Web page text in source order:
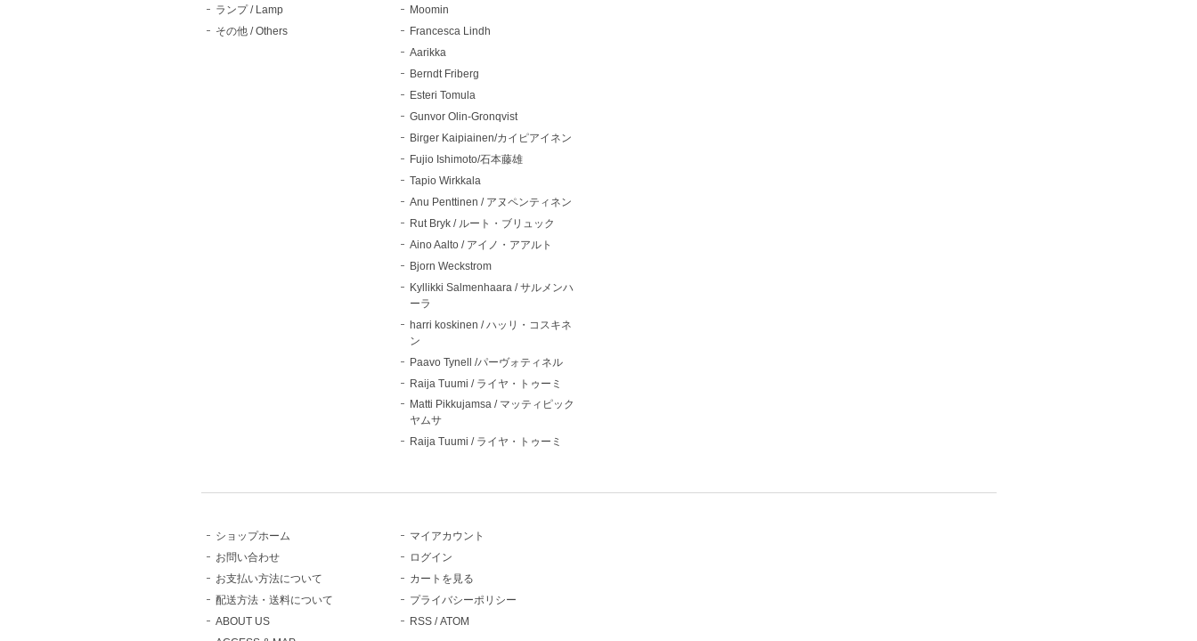
ランプ / Lamp
その他 / Others
Moomin
Francesca Lindh
Aarikka
Berndt Friberg
Esteri Tomula
Gunvor Olin-Gronqvist
Birger Kaipiainen/カイピアイネン
Fujio Ishimoto/石本藤雄
Tapio Wirkkala
Anu Penttinen / アヌペンティネン
Rut Bryk / ルート・ブリュック
Aino Aalto / アイノ・アアルト
Bjorn Weckstrom
Kyllikki Salmenhaara / サルメンハ
ーラ
harri koskinen / ハッリ・コスキネ
ン
Paavo Tynell /パーヴォティネル
Raija Tuumi / ライヤ・トゥーミ
Matti Pikkujamsa / マッティピック
ヤムサ
Raija Tuumi / ライヤ・トゥーミ
ショップホーム
お問い合わせ
お支払い方法について
配送方法・送料について
ABOUT US
マイアカウント
ログイン
カートを見る
プライバシーポリシー
RSS/ATOM